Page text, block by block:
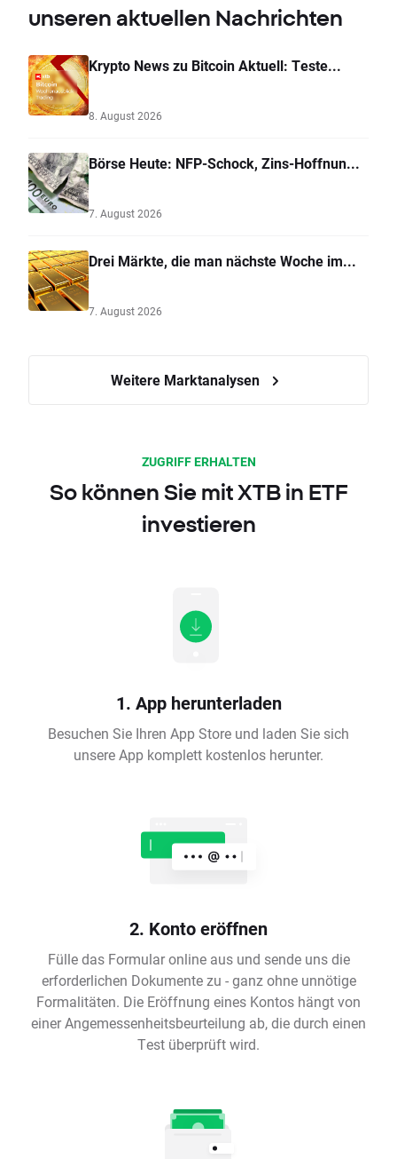
unseren aktuellen Nachrichten
Krypto News zu Bitcoin Aktuell: Teste...
8. August 2026
Börse Heute: NFP-Schock, Zins-Hoffnun...
7. August 2026
Drei Märkte, die man nächste Woche im...
7. August 2026
Weitere Marktanalysen
ZUGRIFF ERHALTEN
So können Sie mit XTB in ETF
investieren
1. App herunterladen
Besuchen Sie Ihren App Store und laden Sie sich
unsere App komplett kostenlos herunter.
2. Konto eröffnen
Fülle das Formular online aus und sende uns die
erforderlichen Dokumente zu - ganz ohne unnötige
Formalitäten. Die Eröffnung eines Kontos hängt von
einer Angemessenheitsbeurteilung ab, die durch einen
Test überprüft wird.